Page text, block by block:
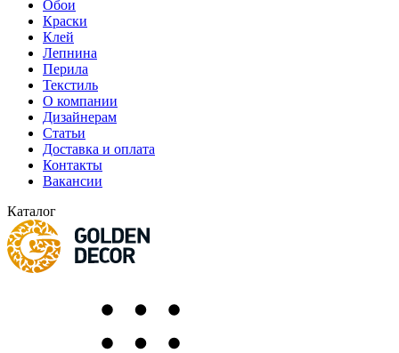
Обои
Краски
Клей
Лепнина
Перила
Текстиль
О компании
Дизайнерам
Статьи
Доставка и оплата
Контакты
Вакансии
Каталог